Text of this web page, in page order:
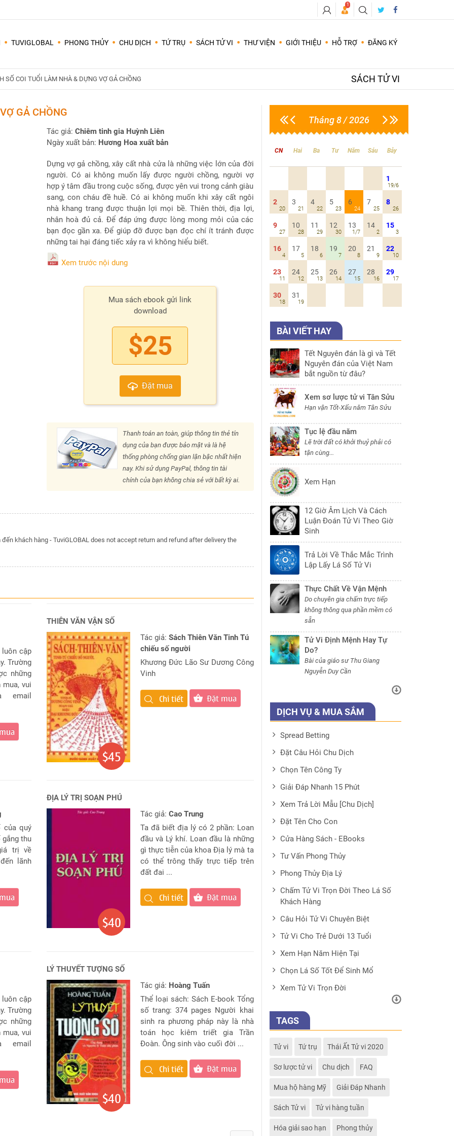
1
TUVIGLOBAL PHONG THỦY CHU DỊCH TỨ TRỤ SÁCH TỬ VI THƯ VIỆN GIỚI THIỆU HỖ TRỢ ĐĂNG KÝ
SỐ COI TUỔI LÀM NHÀ & DỰNG VỢ GẢ CHỒNG SÁCH TỬ VI
GẢ CHỒNG
Tác giả:Chiêm tinh gia Huỳnh Liên
Ngày xuất bản: Hương Hoa xuất bản
Dựng vợ gả chồng, xây cất nhà cửa là những việc lớn của đời
người. Có ai không muốn lấy được người chồng, người vợ
hợp ý tâm đầu trong cuộc sống, được yên vui trong cảnh giàu
sang, con cháu đề huề. Có ai không muốn khi xây cất ngôi
nhà khang trang được thuận lợi mọi bề. Thiên thời, địa lợi,
nhân hoà đủ cả. Để đáp ứng được lòng mong mỏi của các
bạn đọc gần xa. Để giúp đỡ được bạn đọc chí ít tránh được
những tai hại đáng tiếc xảy ra vì không hiểu biết.
Xem trước nội dung
Mua sách ebook gửi link
download
$25
Đặt mua
Thanh toán an toàn, giúp thông tin thẻ tín
dụng của bạn được bảo mật và là hệ
thống phòng chống gian lận bậc nhất hiện
nay. Khi sử dụng PayPal, thông tin tài
chính của bạn không chia sẻ với bất kỳ ai.
khách hàng - TuviGLOBAL does not accept return and refund after delivery the
cập
Trường
những
vui
email
THIÊN VĂN VẬN SỐ
$45
Tác giả:Sách Thiên Văn Tinh Tú
chiếu số người
Khương Đức Lão Sư Dương Công
Vinh
Chi tiết Đặt mua
quý
thu
trị về
lãnh
ĐỊA LÝ TRỊ SOẠN PHÚ
$40
Tác giả:Cao Trung
Ta đã biết địa lý có 2 phần: Loan
đầu và Lý khí. Loan đầu là những
gì thực tiễn của khoa Địa lý mà ta
có thể trông thấy trực tiếp trên
đất đai ...
Chi tiết Đặt mua
luôn cập
Trường
những
vui
email
LÝ THUYẾT TƯỢNG SỐ
$40
Tác giả: Hoàng Tuấn
Thể loại sách: Sách E-book Tổng
số trang: 374 pages Người khai
sinh ra phương pháp này là nhà
toán học kiêm triết gia Trần
Đoàn. Ông sinh vào cuối đời ...
Chi tiết Đặt mua
Tháng 8 / 2026
CN Hai Ba Tư Năm Sáu Bảy
1
19/6
2
20
3
21
4
22
5
23
6
24
7
25
8
26
9
27
10
28
11
29
12
30
13
1/7
14
2
15
3
16
4
17
5
18
6
19
7
20
8
21
9
22
10
23
11
24
12
25
13
26
14
27
15
28
16
29
17
30
18
31
19
BÀI VIẾT HAY
Tết Nguyên đán là gì và Tết
Nguyên đán của Việt Nam
bắt nguồn từ đâu?
Xem sơ lược tử vi Tân Sửu
Hạn vận Tốt-Xấu năm Tân Sửu
Tục lệ đầu năm
Lẽ trời đất có khởi thuỷ phải có
tận cùng...
Xem Hạn
12 Giờ Âm Lịch Và Cách
Luận Đoán Tử Vi Theo Giờ
Sinh
Trả Lời Về Thắc Mắc Trình
Lập Lấy Lá Số Tử Vi
Thực Chất Về Vận Mệnh
Do chuyên gia chấm trực tiếp
không thông qua phần mềm có
sẵn
Tử Vi Định Mệnh Hay Tự
Do?
Bài của giáo sư Thu Giang
Nguyễn Duy Cần
DỊCH VỤ & MUA SẮM
Spread Betting
Đặt Câu Hỏi Chu Dịch
Chọn Tên Công Ty
Giải Đáp Nhanh 15 Phút
Xem Trả Lời Mẫu [Chu Dịch]
Đặt Tên Cho Con
Cửa Hàng Sách - EBooks
Tư Vấn Phong Thủy
Phong Thủy Địa Lý
Chấm Tử Vi Trọn Đời Theo Lá Số
Khách Hàng
Câu Hỏi Tử Vi Chuyên Biệt
Tử Vi Cho Trẻ Dưới 13 Tuổi
Xem Hạn Năm Hiện Tại
Chọn Lá Số Tốt Để Sinh Mổ
Xem Tử Vi Trọn Đời
TAGS
Tử vi Tứ trụ Thái Ất Tử vi 2020
Sơ lược tử vi Chu dịch FAQ
Mua hộ hàng Mỹ Giải Đáp Nhanh
Sách Tử vi Tử vi hàng tuần
Hóa giải sao hạn Phong thủy